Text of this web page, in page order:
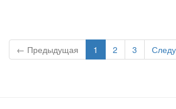
← Предыдущая 1 2 3